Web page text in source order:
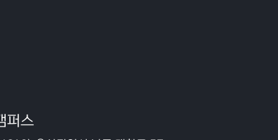
퍼스